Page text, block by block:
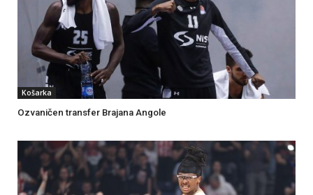
Košarka
Ozvaničen transfer Brajana Angole